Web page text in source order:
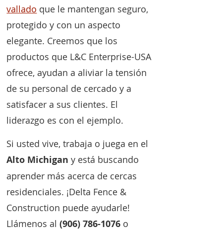
vallado que le mantengan seguro,
protegido y con un aspecto
elegante. Creemos que los
productos que L&C Enterprise-USA
ofrece, ayudan a aliviar la tensión
de su personal de cercado y a
satisfacer a sus clientes. El
liderazgo es con el ejemplo.
Si usted vive, trabaja o juega en el
Alto Michigan y está buscando
aprender más acerca de cercas
residenciales. ¡Delta Fence &
Construction puede ayudarle!
Llámenos al(906) 786-1076 o